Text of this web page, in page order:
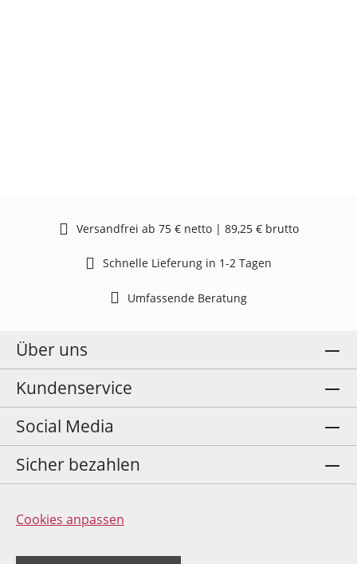
Versandfrei ab 75 € netto | 89,25 € brutto
Schnelle Lieferung in 1-2 Tagen
Umfassende Beratung
Über uns
Kundenservice
Social Media
Sicher bezahlen
Cookies anpassen